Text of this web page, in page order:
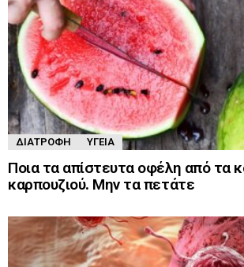
ΔΙΑΤΡΟΦΉ ΥΓΕΊΑ
Ποια τα απίστευτα οφέλη από τα
καρπουζιού. Μην τα πετάτε